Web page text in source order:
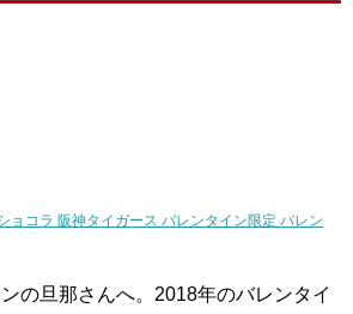
ョコラ 阪神タイガース バレンタイン限定 バレン
の旦那さんへ。2018年のバレンタイ